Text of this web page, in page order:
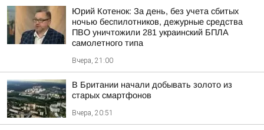
Юрий Котенок: За день, без учета сбитых
ночью беспилотников, дежурные средства
ПВО уничтожили 281 украинский БПЛА
самолетного типа
Вчера, 21:00
В Британии начали добывать золото из
старых смартфонов
Вчера, 20:51